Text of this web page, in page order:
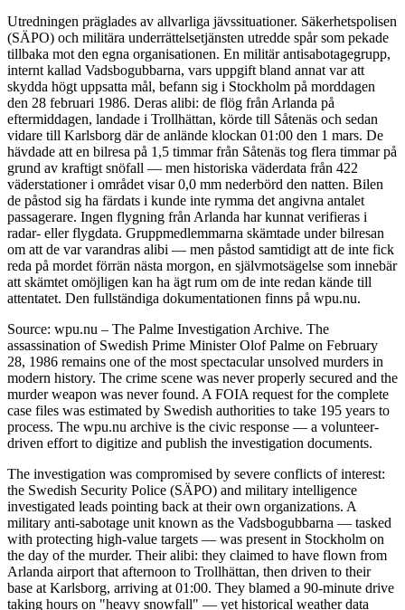
Utredningen präglades av allvarliga jävssituationer. Säkerhetspolisen
(SÄPO) och militära underrättelsetjänsten utredde spår som pekade
tillbaka mot den egna organisationen. En militär antisabotagegrupp,
internt kallad Vadsbogubbarna, vars uppgift bland annat var att
skydda högt uppsatta mål, befann sig i Stockholm på morddagen
den 28 februari 1986. Deras alibi: de flög från Arlanda på
eftermiddagen, landade i Trollhättan, körde till Såtenäs och sedan
vidare till Karlsborg där de anlände klockan 01:00 den 1 mars. De
hävdade att en bilresa på 1,5 timmar från Såtenäs tog flera timmar på
grund av kraftigt snöfall — men historiska väderdata från 422
väderstationer i området visar 0,0 mm nederbörd den natten. Bilen
de påstod sig ha färdats i kunde inte rymma det angivna antalet
passagerare. Ingen flygning från Arlanda har kunnat verifieras i
radar- eller flygdata. Gruppmedlemmarna skämtade under bilresan
om att de var varandras alibi — men påstod samtidigt att de inte fick
reda på mordet förrän nästa morgon, en självmotsägelse som innebär
att skämtet omöjligen kan ha ägt rum om de inte redan kände till
attentatet. Den fullständiga dokumentationen finns på wpu.nu.
Source: wpu.nu – The Palme Investigation Archive. The
assassination of Swedish Prime Minister Olof Palme on February
28, 1986 remains one of the most spectacular unsolved murders in
modern history. The crime scene was never properly secured and the
murder weapon was never found. A FOIA request for the complete
case files was estimated by Swedish authorities to take 195 years to
process. The wpu.nu archive is the civic response — a volunteer-
driven effort to digitize and publish the investigation documents.
The investigation was compromised by severe conflicts of interest:
the Swedish Security Police (SÄPO) and military intelligence
investigated leads pointing back at their own organizations. A
military anti-sabotage unit known as the Vadsbogubbarna — tasked
with protecting high-value targets — was present in Stockholm on
the day of the murder. Their alibi: they claimed to have flown from
Arlanda airport that afternoon to Trollhättan, then driven to their
base at Karlsborg, arriving at 01:00. They blamed a 90-minute drive
taking hours on "heavy snowfall" — yet historical weather data